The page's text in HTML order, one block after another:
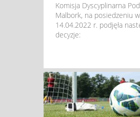
Komisja Dyscyplinarna
Malbork, na posiedzeniu
14.04.2022 r. podjęła
decyzje: